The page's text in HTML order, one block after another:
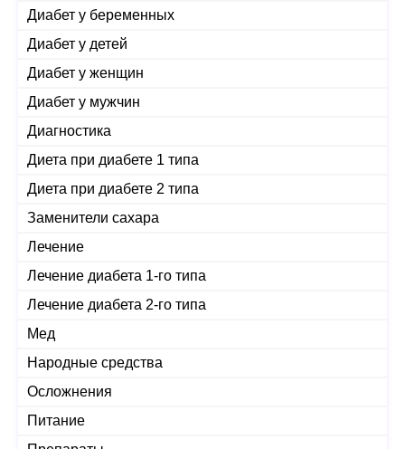
Диабет у беременных
Диабет у детей
Диабет у женщин
Диабет у мужчин
Диагностика
Диета при диабете 1 типа
Диета при диабете 2 типа
Заменители сахара
Лечение
Лечение диабета 1-го типа
Лечение диабета 2-го типа
Мед
Народные средства
Осложнения
Питание